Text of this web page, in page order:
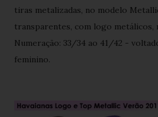
tiras metalizadas, no modelo
transparentes, com logo
Numeração: 33/34 ao 41/42 -
feminino.